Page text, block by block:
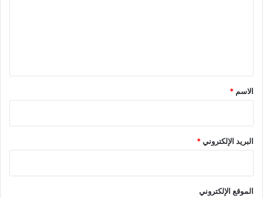
*
الاسم *
البريد الإلكتروني*
الموقع الإلكتروني